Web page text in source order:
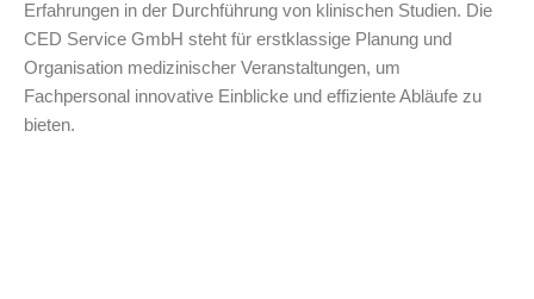
Erfahrungen in der Durchführung von klinischen Studien. Die
CED Service GmbH steht für erstklassige Planung und
Organisation medizinischer Veranstaltungen, um
Fachpersonal innovative Einblicke und effiziente Abläufe zu
bieten.